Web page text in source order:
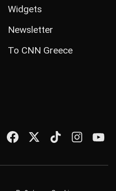
Widgets
Newsletter
Το CNN Greece